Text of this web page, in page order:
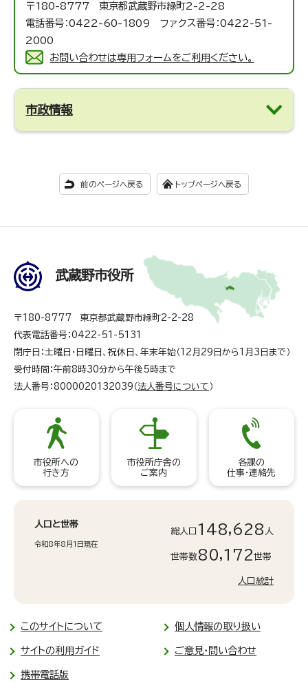
〒180-8777 東京都武蔵野市緑町2-2-28
電話番号：0422-60-1809 ファクス番号：0422-51-
2000
お問い合わせは専用フォームをご利用ください。
市政情報
前のページへ戻る トップページへ戻る
武蔵野市役所
〒180-8777 東京都武蔵野市緑町2-2-28
代表電話番号：0422-51-5131
閉庁日：土曜日・日曜日、祝休日、年末年始（12月29日から1月3日まで）
受付時間：午前8時30分から午後5時まで
法人番号：8000020132039（ 法人番号について ）
市役所への
行き方
市役所庁舎の
ご案内
各課の
仕事・連絡先
人口と世帯
令和8年8月1日現在
総人口 148,628 人
世帯数80,172世帯
人口統計
このサイトについて 個人情報の取り扱い
サイトの利用ガイド ご意見・問い合わせ
携帯電話版